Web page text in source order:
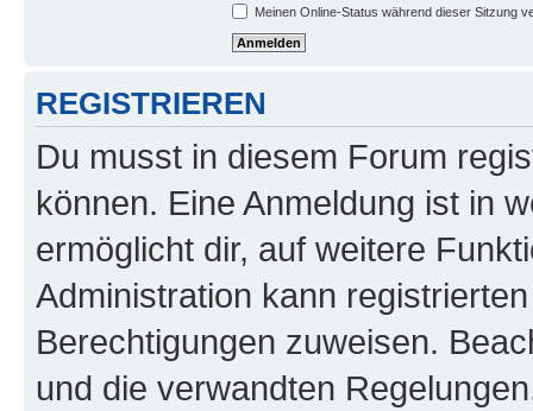
Meinen Online-Status während dieser Sitzung
REGISTRIEREN
Du musst in diesem Forum
können. Eine Anmeldung ist in
ermöglicht dir, auf weitere
Administration kann
Berechtigungen zuweisen.
und die verwandten